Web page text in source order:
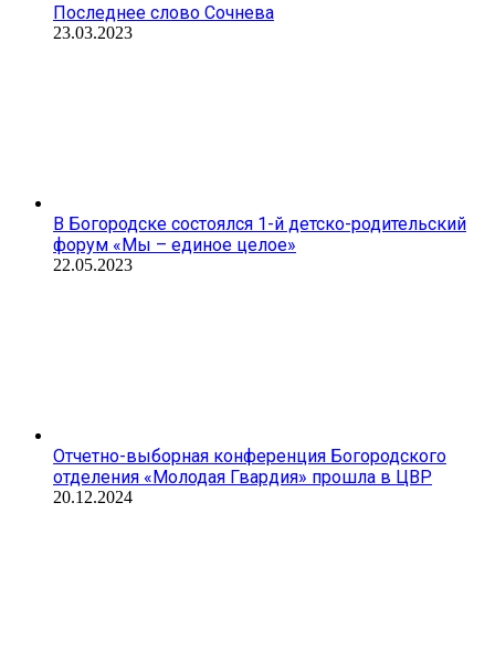
Последнее слово Сочнева
23.03.2023
В Богородске состоялся 1-й детско-родительский
форум «Мы – единое целое»
22.05.2023
Отчетно-выборная конференция Богородского
отделения «Молодая Гвардия» прошла в ЦВР
20.12.2024